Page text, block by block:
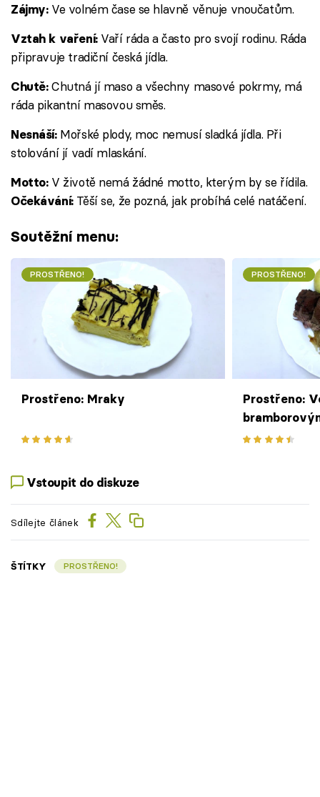
Zájmy: Ve volném čase se hlavně věnuje vnoučatům.
Vztah k vaření: Vaří ráda a často pro svojí rodinu. Ráda
připravuje tradiční česká jídla.
Chutě:Chutná jí maso a všechny masové pokrmy, má
ráda pikantní masovou směs.
Nesnáší: Mořské plody, moc nemusí sladká jídla. Při
stolování jí vadí mlaskání.
Motto: V životě nemá žádné motto, kterým by se řídila.
Očekávání: Těší se, že pozná, jak probíhá celé natáčení.
Soutěžní menu:
PROSTŘENO!
Prostřeno: Mraky
PROSTŘENO!
Prostřeno:
Vstoupit do diskuze
Sdílejte článek
ŠTÍTKY PROSTŘENO!